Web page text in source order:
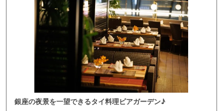
銀座の夜景を一望できるタイ料理ビアガーデン♪